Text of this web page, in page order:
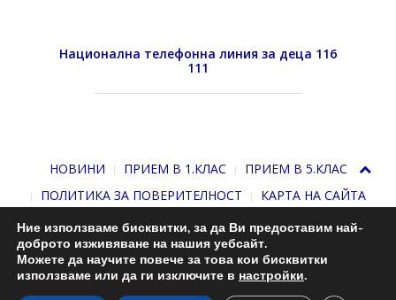
Национална телефонна линия за деца 116
111
НОВИНИ ПРИЕМ В 1.КЛАС
ПРИЕМ В 5.КЛАС
ПОЛИТИКА ЗА ПОВЕРИТЕЛНОСТ
КАРТА НА САЙТА
Ние използваме бисквитки, за да Ви предоставим най-
доброто изживяване на нашия уебсайт.
Можете да научите повече за това кои бисквитки
използваме или да ги изключите в настройки.